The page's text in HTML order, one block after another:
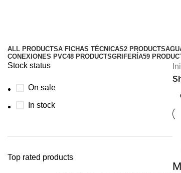
ALL PRODUCTSA FICHAS TÉCNICAS2 PRODUCTS
CONEXIONES PVC48 PRODUCTSGRIFERÍA59
Stock status
On sale
In stock
Top rated products